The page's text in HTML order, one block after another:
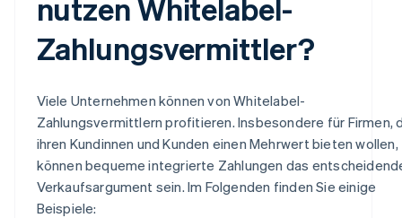
nutzen Whitelabel-
Zahlungsvermittler?
Viele Unternehmen können von Whitelabel-
Zahlungsvermittlern profitieren. Insbesondere für Firmen,
ihren Kundinnen und Kunden einen Mehrwert bieten wollen,
können bequeme integrierte Zahlungen das
Verkaufsargument sein. Im Folgenden finden Sie einige
Beispiele: